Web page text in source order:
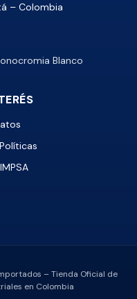
– Colombia
– Tienda Oficial de
en Colombia